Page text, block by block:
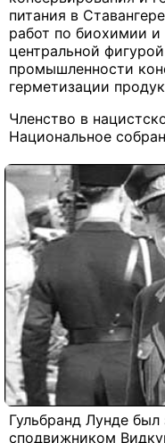
питания в
работ по биохимии
центральной
промышленности
герметизации
Членство в
Национальное
Гульбранд Лунде
сподвижником